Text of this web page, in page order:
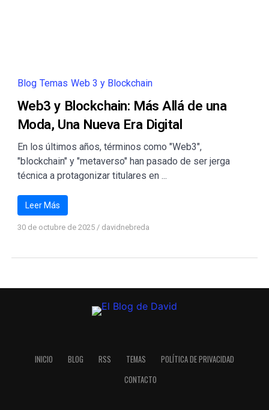
Blog Temas Web 3 y Blockchain
Web3 y Blockchain: Más Allá de una
Moda, Una Nueva Era Digital
En los últimos años, términos como "Web3",
"blockchain" y "metaverso" han pasado de ser jerga
técnica a protagonizar titulares en ...
Leer Más
30 de octubre de 2025/ davidnebreda
INICIO BLOG RSS TEMAS
POLÍTICA DE PRIVACIDAD
CONTACTO